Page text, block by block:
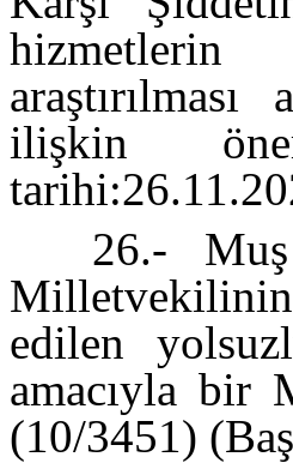
hizmetlerin
ilişkin
26.-
edilen
amacıyla bir
(10/3451)